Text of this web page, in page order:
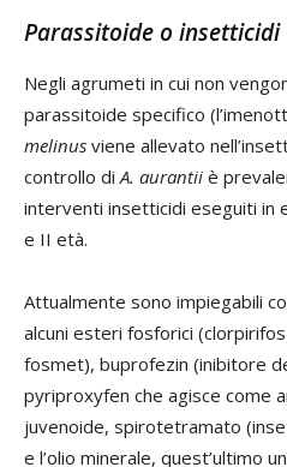
Parassitoide o insetticidi
Negli agrumeti in cui non
parassitoide specifico
melinus viene allevato
controllo diA. aurantii è
interventi insetticidi eseguiti in
e II età.
Attualmente sono impiegabili
alcuni esteri fosforici
fosmet), buprofezin (inibitore
pyriproxyfen che agisce come
juvenoide, spirotetramato
e l’olio minerale, quest’ultimo